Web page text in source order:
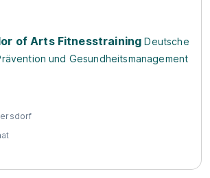
of Arts Fitnesstraining Deutsche
und Gesundheitsmanagement